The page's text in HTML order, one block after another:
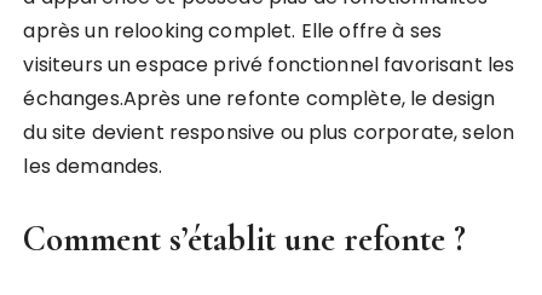
après un relooking complet. Elle offre à ses
visiteurs un espace privé fonctionnel favorisant les
échanges.Après une refonte complète, le design
du site devient responsive ou plus corporate, selon
les demandes.
Comment s’établit une refonte ?